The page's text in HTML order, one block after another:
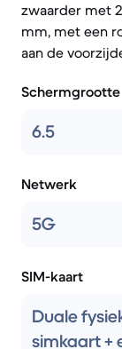
zwaarder met
mm, met een
aan de
Schermgrootte
6.5
Netwerk
5G
SIM-kaart
Duale
simkaart +